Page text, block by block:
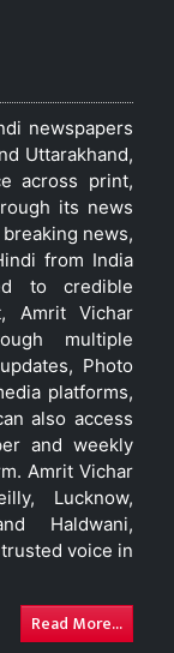
newspapers
Uttarakhand,
across print,
its news
news,
from India
to credible
Amrit Vichar
multiple
Photo
platforms,
also access
and weekly
Amrit Vichar
Lucknow,
Haldwani,
voice in
Read More...